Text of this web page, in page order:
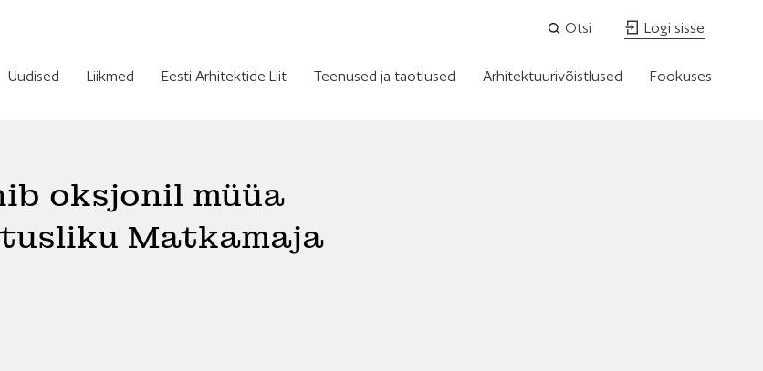
Otsi Logi sisse
Uudised Liikmed Eesti Arhitektide Liit Teenused ja taotlused Arhitektuurivõistlused Fookuses
oksjonil müüa
Matkamaja